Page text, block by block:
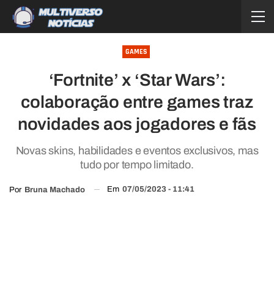
GAMES
‘Fortnite’ x ‘Star Wars’:
colaboração entre games traz
novidades aos jogadores e fãs
Novas skins, habilidades e eventos exclusivos, mas
tudo por tempo limitado.
Por Bruna Machado Em 07/05/2023 - 11:41